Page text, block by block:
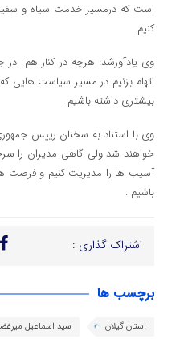
است که درمسیر خدمت سیاه و
کنیم.
وی یادآورشد: هرچه در کنار هم
اتهام بزنیم در مسیر سیاست هایی
بیشتری داشته باشیم .
وی با استناد به سخنان رییس
خواهند شد ولی گاهی مدیران را
آسیب ها را مدیریت کنیم و فرصت
باشیم .
اشتراک گذاری :
برچسب ها
استان گیلان سید اسماعیل